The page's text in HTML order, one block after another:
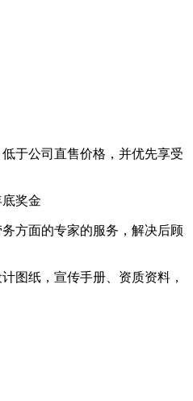
于公司直售价格，并优先享受
奖金
方面的专家的服务，解决后顾
图纸，宣传手册、资质资料，